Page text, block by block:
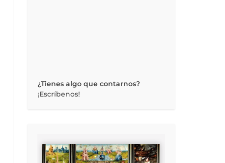
¿Tienes algo que contarnos?
¡Escríbenos!